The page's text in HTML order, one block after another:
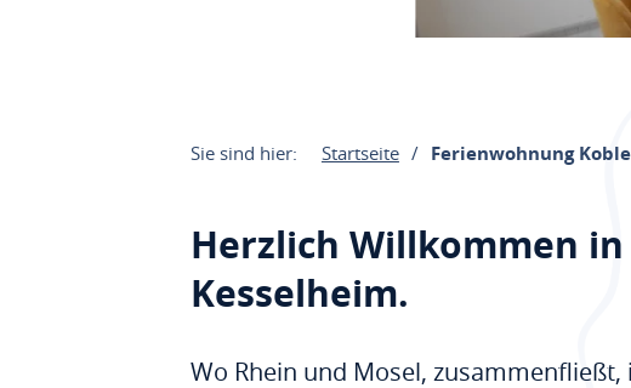
Sie sind hier: Startseite Ferienwohnung
Herzlich Willkommen
Kesselheim.
Wo Rhein und Mosel,